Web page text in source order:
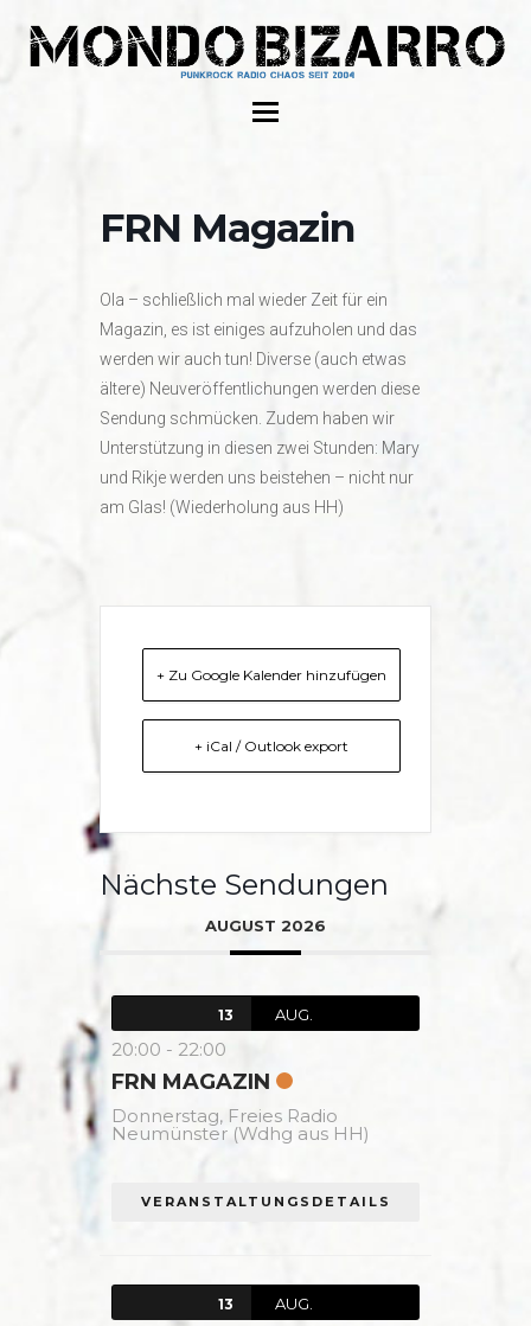
FRN Magazin
Ola – schließlich mal wieder Zeit für ein
Magazin, es ist einiges aufzuholen und das
werden wir auch tun! Diverse (auch etwas
ältere) Neuveröffentlichungen werden diese
Sendung schmücken. Zudem haben wir
Unterstützung in diesen zwei Stunden: Mary
und Rikje werden uns beistehen – nicht nur
am Glas! (Wiederholung aus HH)
+ Zu Google Kalender hinzufügen
+ iCal / Outlook export
Nächste Sendungen
AUGUST 2026
13 AUG.
20:00 - 22:00
FRN MAGAZIN
Donnerstag, Freies Radio
Neumünster (Wdhg aus HH)
VERANSTALTUNGSDETAILS
13 AUG.